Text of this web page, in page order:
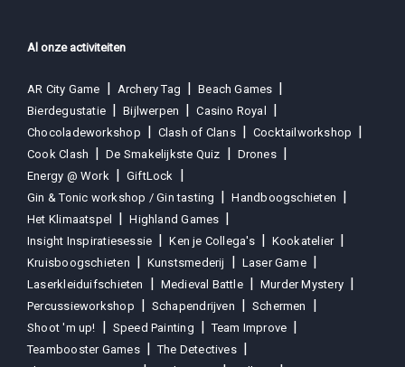
Al onze activiteiten
AR City Game Archery Tag
Beach Games
Bierdegustatie
Bijlwerpen
Casino Royal
Chocoladeworkshop
Clash of Clans
Cocktailworkshop
Cook Clash
De Smakelijkste Quiz
Drones
Energy @ Work
GiftLock
Gin & Tonic workshop / Gin tasting
Handboogschieten
Het Klimaatspel
Highland Games
Insight Inspiratiesessie
Ken je Collega's
Kookatelier
Kruisboogschieten
Kunstsmederij
Laser Game
Laserkleiduifschieten
Medieval Battle
Murder Mystery
Percussieworkshop
Schapendrijven
Schermen
Shoot 'm up!
Speed Painting
Team Improve
Teambooster Games
The Detectives